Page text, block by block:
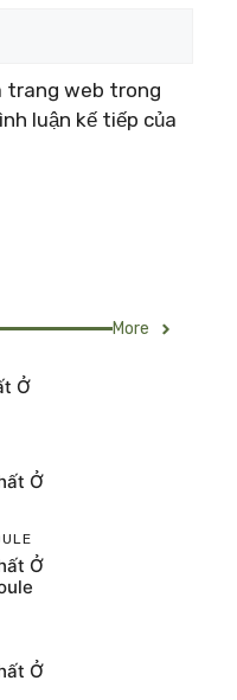
trang web trong
luận kế tiếp của
More
Ở
Ở
Ở
Ở